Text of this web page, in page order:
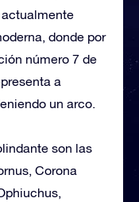
donde por
número 7 de
a
un arco.
son las
Corona